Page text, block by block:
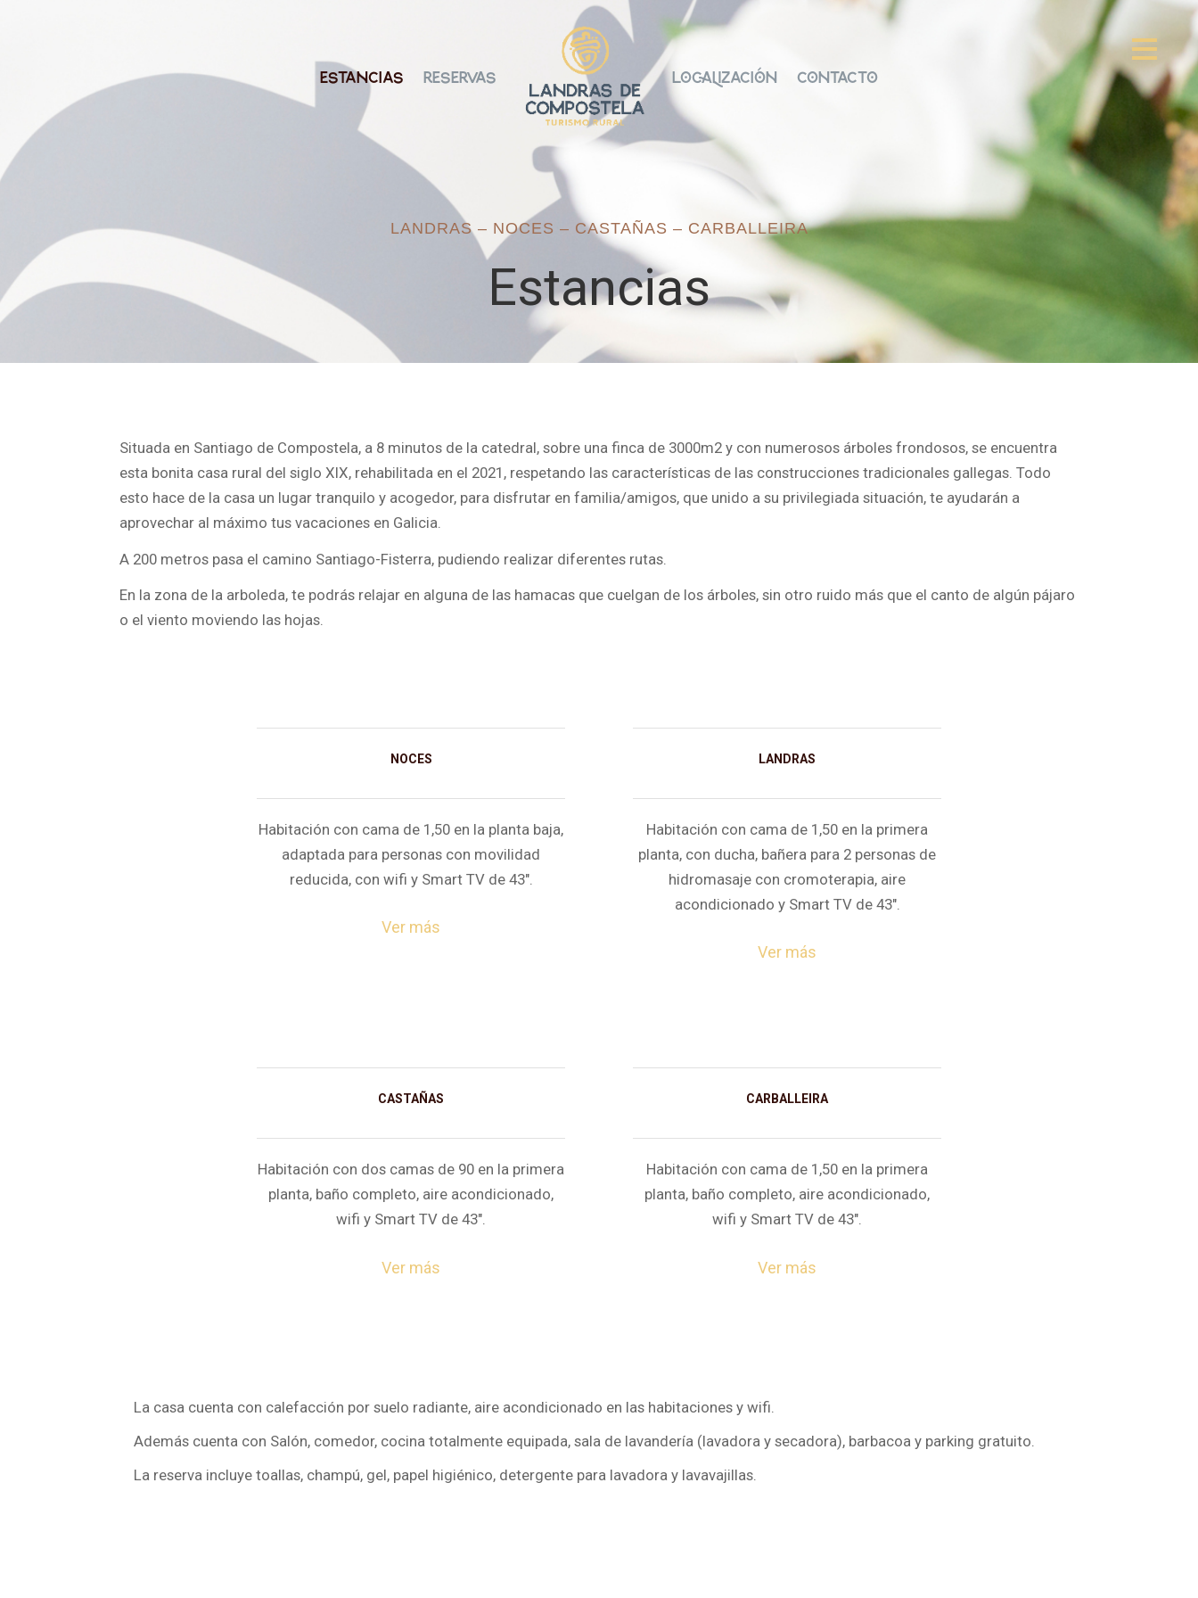
Estancias Reservas Localización Contacto
LANDRAS – NOCES – CASTAÑAS – CARBALLEIRA
Estancias
Situada en Santiago de Compostela, a 8 minutos de la catedral, sobre una finca de 3000m2 y con numerosos árboles frondosos, se encuentra
esta bonita casa rural del siglo XIX, rehabilitada en el 2021, respetando las características de las construcciones tradicionales gallegas. Todo
esto hace de la casa un lugar tranquilo y acogedor, para disfrutar en familia/amigos, que unido a su privilegiada situación, te ayudarán a
aprovechar al máximo tus vacaciones en Galicia.
A 200 metros pasa el camino Santiago-Fisterra, pudiendo realizar diferentes rutas.
En la zona de la arboleda, te podrás relajar en alguna de las hamacas que cuelgan de los árboles, sin otro ruido más que el canto de algún pájaro
o el viento moviendo las hojas.
NOCES
Habitación con cama de 1,50 en la planta baja,
adaptada para personas con movilidad
reducida, con wifi y Smart TV de 43″.
Ver más
LANDRAS
Habitación con cama de 1,50 en la primera
planta, con ducha, bañera para 2 personas de
hidromasaje con cromoterapia, aire
acondicionado y Smart TV de 43″.
Ver más
CASTAÑAS
Habitación con dos camas de 90 en la primera
planta, baño completo, aire acondicionado,
wifi y Smart TV de 43″.
Ver más
CARBALLEIRA
Habitación con cama de 1,50 en la primera
planta, baño completo, aire acondicionado,
wifi y Smart TV de 43″.
Ver más
La casa cuenta con calefacción por suelo radiante, aire acondicionado en las habitaciones y wifi.
Además cuenta con Salón, comedor, cocina totalmente equipada, sala de lavandería (lavadora y secadora), barbacoa y parking gratuito.
La reserva incluye toallas, champú, gel, papel higiénico, detergente para lavadora y lavavajillas.